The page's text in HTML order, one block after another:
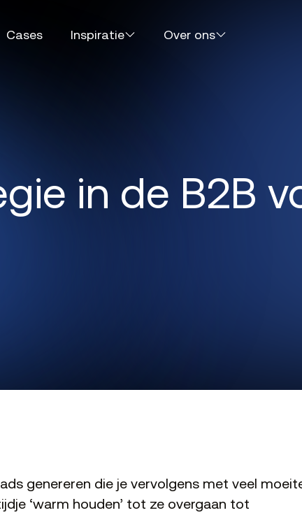
Cases
Inspiratie
Over ons
in de B2B
genereren die je vervolgens met veel
‘warm houden’ tot ze overgaan tot